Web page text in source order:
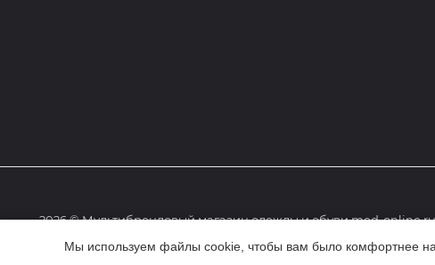
Мы используем файлы cookie, чтобы вам было комфортнее на
2026 © Мультибрендовый магазин одежды и обуви med-